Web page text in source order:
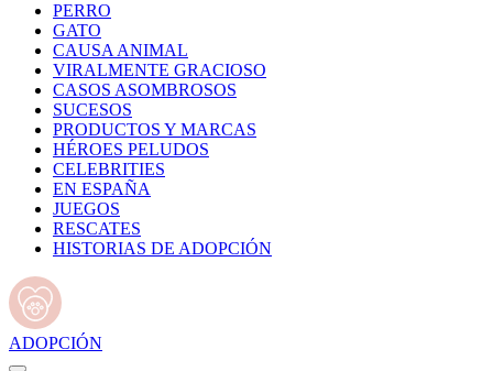
PERRO
GATO
CAUSA ANIMAL
VIRALMENTE GRACIOSO
CASOS ASOMBROSOS
SUCESOS
PRODUCTOS Y MARCAS
HÉROES PELUDOS
CELEBRITIES
EN ESPAÑA
JUEGOS
RESCATES
HISTORIAS DE ADOPCIÓN
ADOPCIÓN